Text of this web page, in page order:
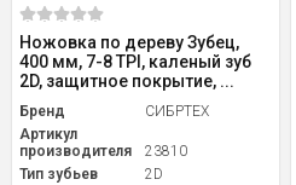
Ножовка по дереву Зубец,
400 мм, 7-8 TPI, каленый зуб
2D, защитное покрытие, ...
Бренд
СИБРТЕХ
Артикул
производителя
23810
Тип зубьев
2D